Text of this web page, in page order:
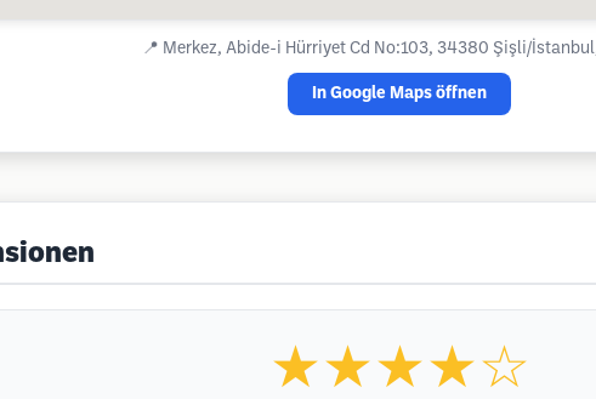
📍 Merkez, Abide-i Hürriyet Cd No:103, 34380 Şişli/
In Google Maps öffnen
★★★★☆